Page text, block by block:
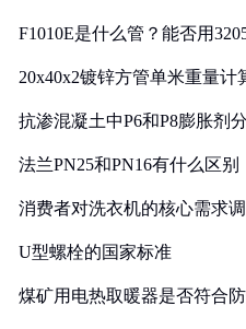
F1010E是什么管？能否用
20x40x2镀锌方管单米重量计
抗渗混凝土中P6和P8膨胀剂
法兰PN25和PN16有什么区别
消费者对洗衣机的核心需求
U型螺栓的国家标准
煤矿用电热取暖器是否符合